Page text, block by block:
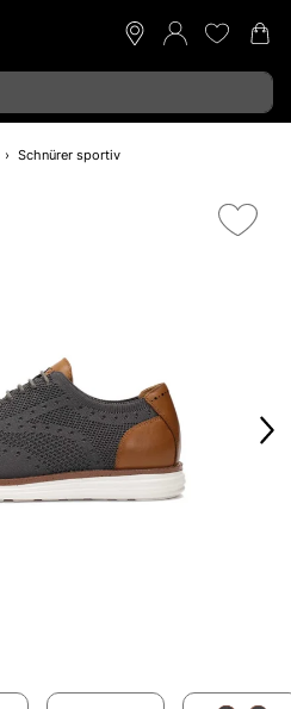
Schnürer sportiv